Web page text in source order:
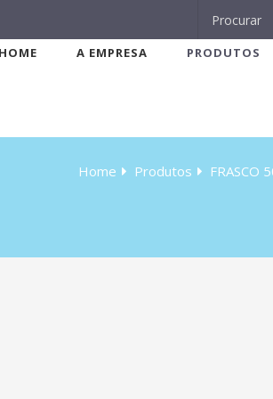
HOME A EMPRESA PRODUTOS
Home Produtos FRASCO